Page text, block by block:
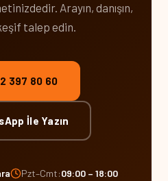
Arayın, danışın,
talep edin.
397 80 60
İle Yazın
Pzt–Cmt:09:00 – 18:00